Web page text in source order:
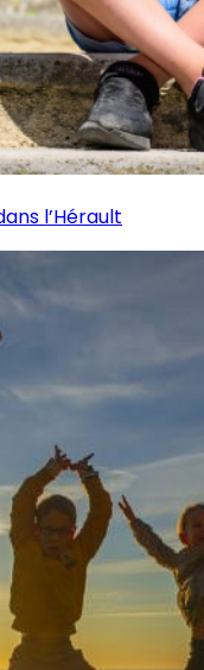
l’Hérault